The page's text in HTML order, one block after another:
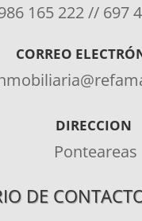
165 222 // 697
CORREO
DIRECCION
Ponteareas
DE